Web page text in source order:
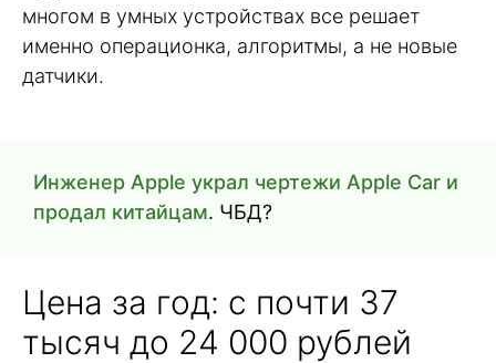
многом в умных устройствах все решает
именно операционка, алгоритмы, а не новые
датчики.
Инженер Apple украл чертежи Apple Car и
продал китайцам. ЧБД?
Цена за год: с почти 37
тысяч до 24 000 рублей